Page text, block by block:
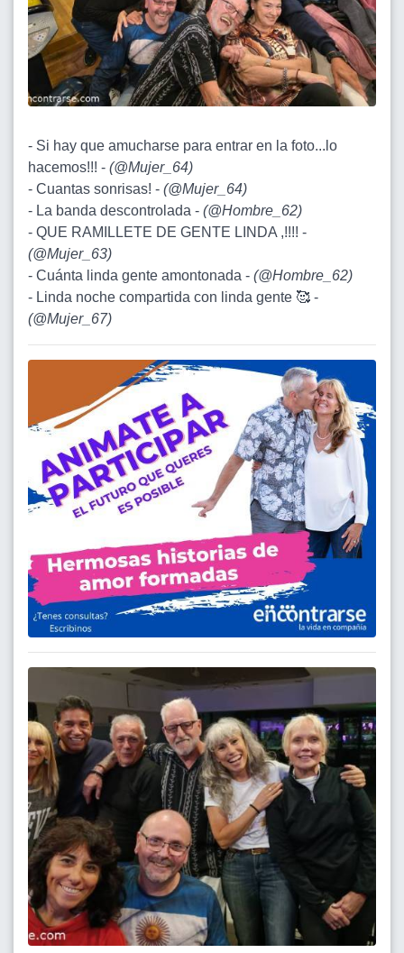
- Si hay que amucharse para entrar en la foto...lo
hacemos!!! - (@Mujer_64)
- Cuantas sonrisas! - (@Mujer_64)
- La banda descontrolada - (@Hombre_62)
- QUE RAMILLETE DE GENTE LINDA ,!!!! -
(@Mujer_63)
- Cuánta linda gente amontonada - (@Hombre_62)
- Linda noche compartida con linda gente 🥰 -
(@Mujer_67)